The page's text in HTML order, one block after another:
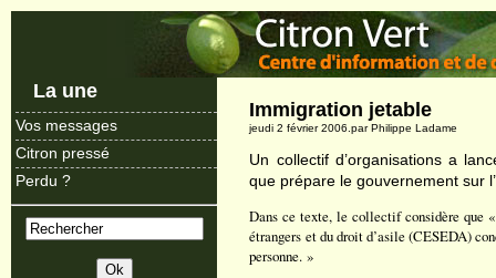
La une
Vos messages
Citron pressé
Perdu ?
Immigration jetable
jeudi 2 février 2006.par Philippe Ladame
Un collectif d’organisations a
que prépare le gouvernement sur
Dans ce texte, le collectif considère que
étrangers et du droit d’asile (CESEDA)
personne. »